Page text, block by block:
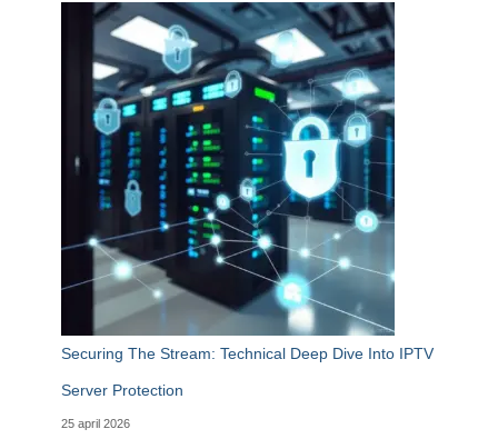
Securing The Stream: Technical Deep Dive Into IPTV
Server Protection
25 april 2026